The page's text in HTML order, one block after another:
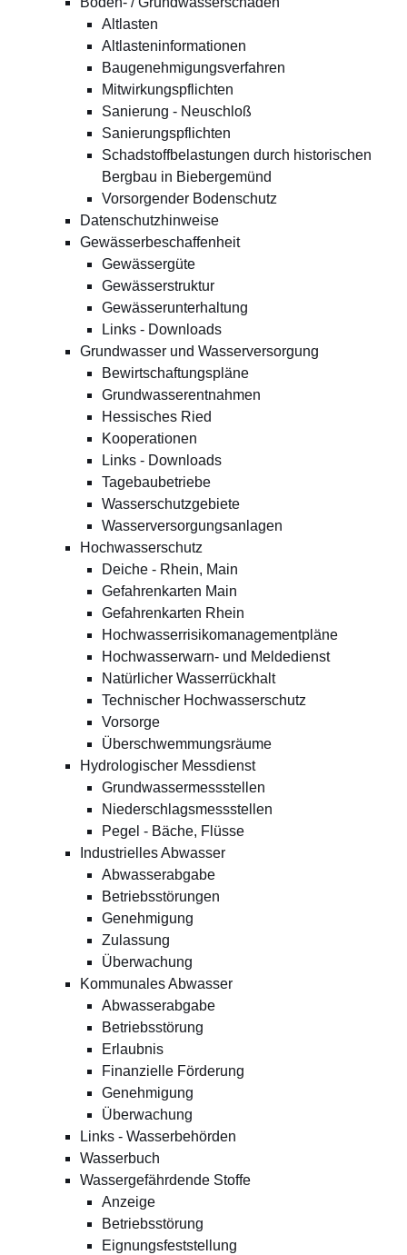
Altlasten
Altlasteninformationen
Baugenehmigungsverfahren
Mitwirkungspflichten
Sanierung - Neuschloß
Sanierungspflichten
Schadstoffbelastungen durch historischen
Bergbau in Biebergemünd
Vorsorgender Bodenschutz
Datenschutzhinweise
Gewässerbeschaffenheit
Gewässergüte
Gewässerstruktur
Gewässerunterhaltung
Links - Downloads
Grundwasser und Wasserversorgung
Bewirtschaftungspläne
Grundwasserentnahmen
Hessisches Ried
Kooperationen
Links - Downloads
Tagebaubetriebe
Wasserschutzgebiete
Wasserversorgungsanlagen
Hochwasserschutz
Deiche - Rhein, Main
Gefahrenkarten Main
Gefahrenkarten Rhein
Hochwasserrisikomanagementpläne
Hochwasserwarn- und Meldedienst
Natürlicher Wasserrückhalt
Technischer Hochwasserschutz
Vorsorge
Überschwemmungsräume
Hydrologischer Messdienst
Grundwassermessstellen
Niederschlagsmessstellen
Pegel - Bäche, Flüsse
Industrielles Abwasser
Abwasserabgabe
Betriebsstörungen
Genehmigung
Zulassung
Überwachung
Kommunales Abwasser
Abwasserabgabe
Betriebsstörung
Erlaubnis
Finanzielle Förderung
Genehmigung
Überwachung
Links - Wasserbehörden
Wasserbuch
Wassergefährdende Stoffe
Anzeige
Betriebsstörung
Eignungsfeststellung